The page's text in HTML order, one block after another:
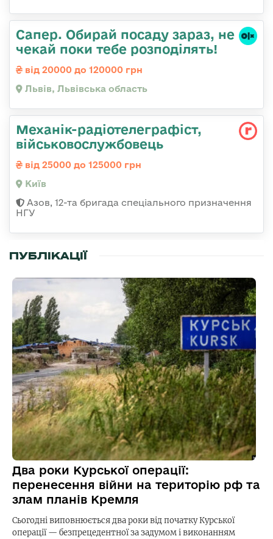
Сапер. Обирай посаду зараз, не
чекай поки тебе розподілять!
від 20000 до 120000 грн
Львів, Львівська область
Механік-радіотелеграфіст,
військовослужбовець
від 25000 до 125000 грн
Київ
Азов, 12-та бригада спеціального призначення
НГУ
ПУБЛІКАЦІЇ
Два роки Курської операції:
перенесення війни на територію рф та
злам планів Кремля
Сьогодні виповнюється два роки від початку Курської
операції — безпрецедентної за задумом і виконанням